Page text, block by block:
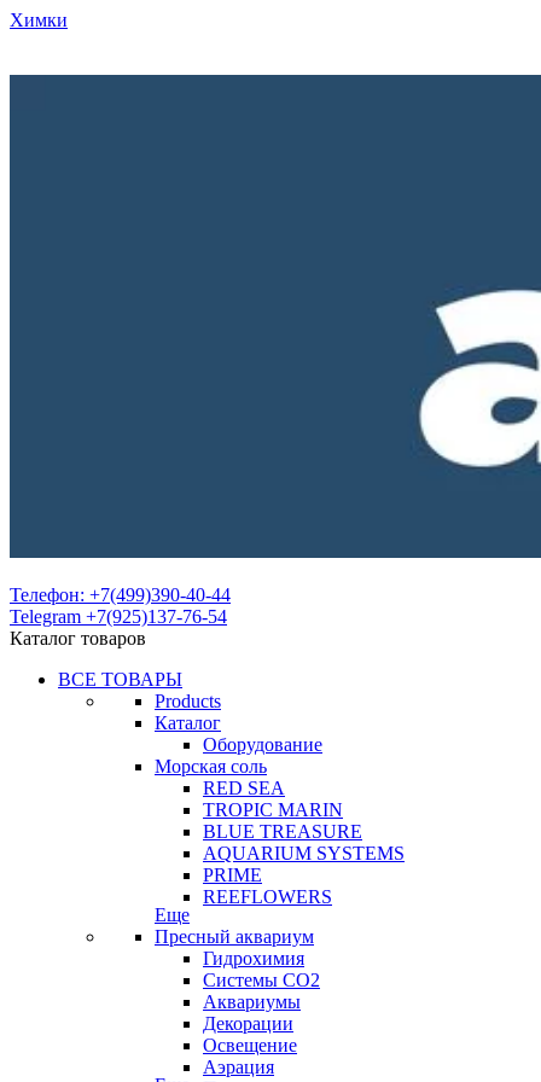
Химки
Телефон: +7(499)390-40-44
Telegram +7(925)137-76-54
Каталог товаров
ВСЕ ТОВАРЫ
Products
Каталог
Оборудование
Морская соль
RED SEA
TROPIC MARIN
BLUE TREASURE
AQUARIUM SYSTEMS
PRIME
REEFLOWERS
Еще
Пресный аквариум
Гидрохимия
Системы СО2
Аквариумы
Декорации
Освещение
Аэрация